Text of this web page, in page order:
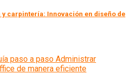
carpintería: Innovación en diseño de